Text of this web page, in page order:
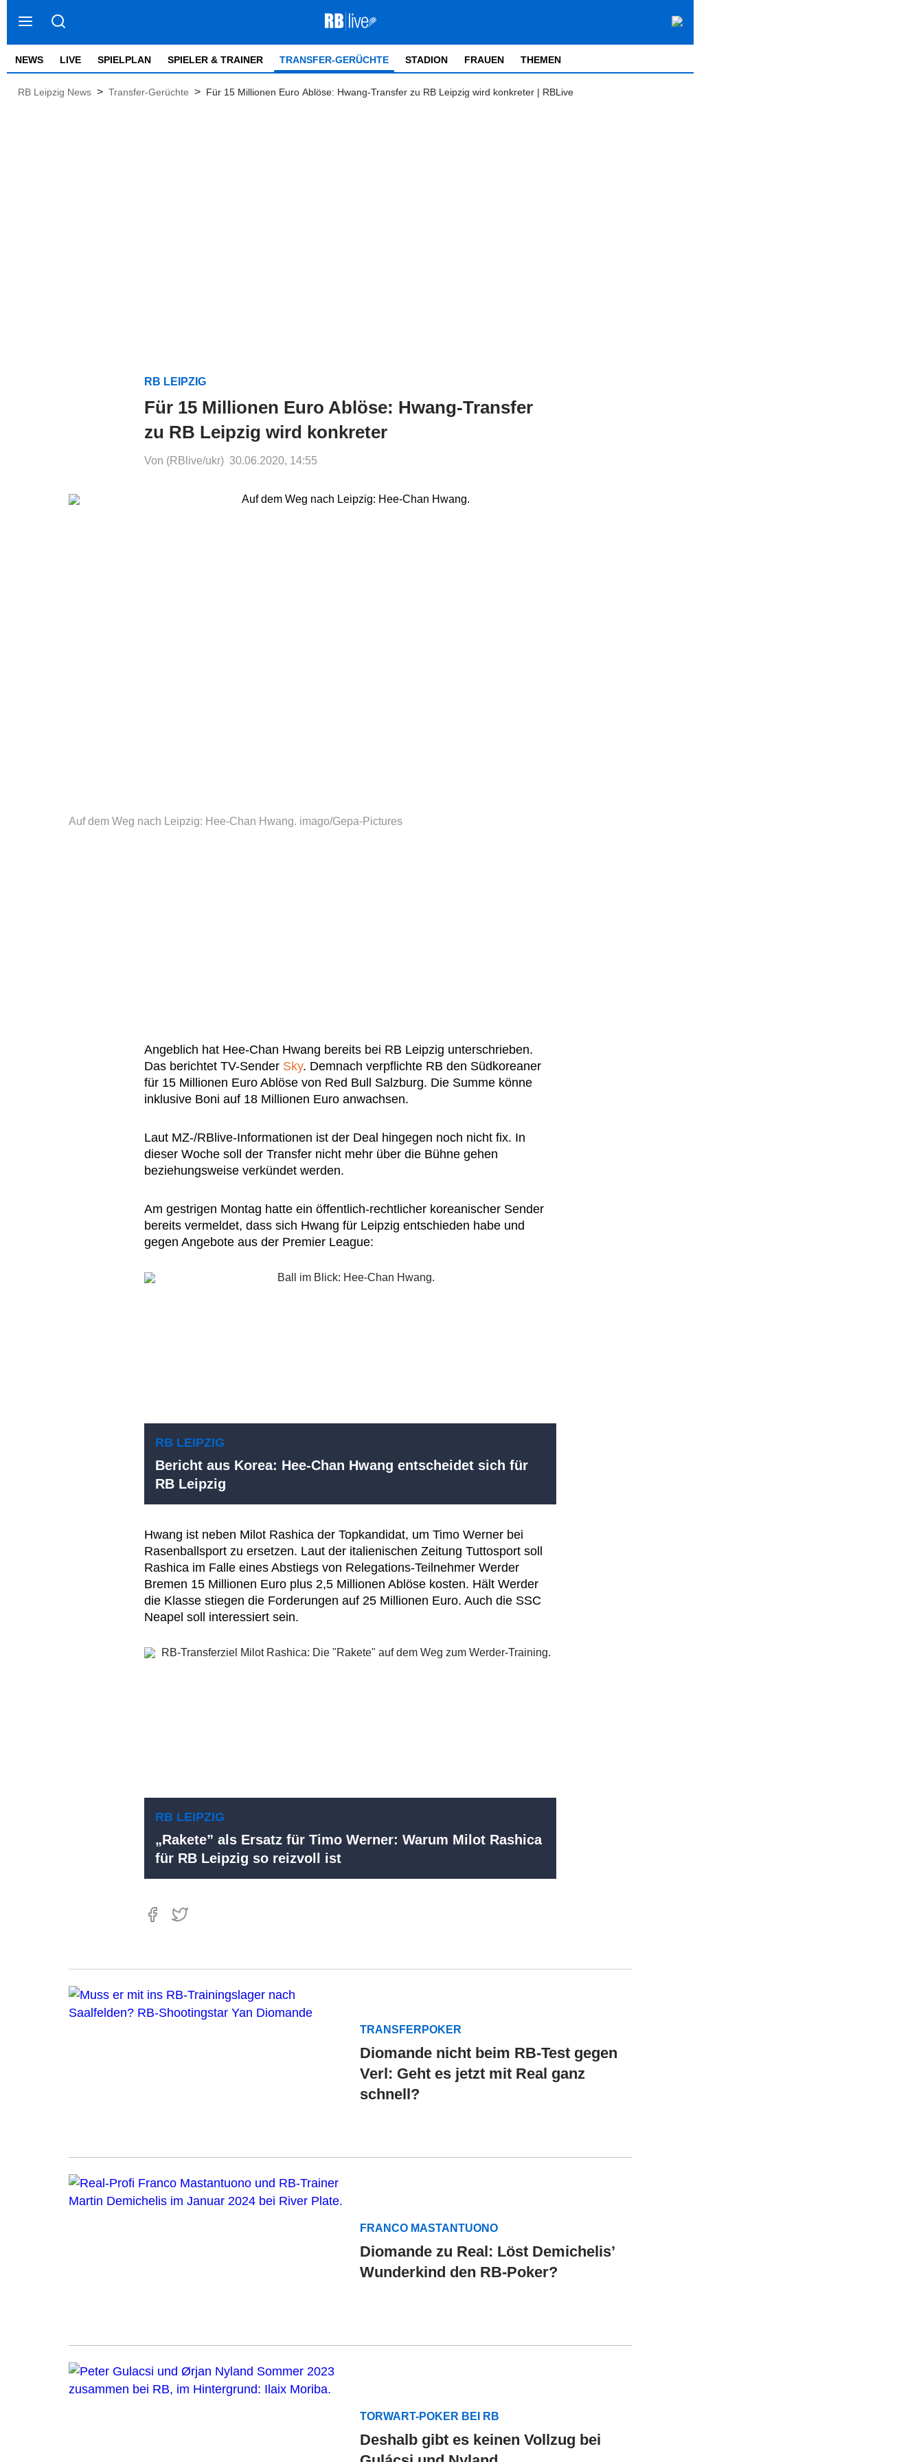
NEWS LIVE SPIELPLAN SPIELER & TRAINER TRANSFER-GERÜCHTE STADION FRAUEN THEMEN
RB Leipzig News > Transfer-Gerüchte > Für 15 Millionen Euro Ablöse: Hwang-Transfer zu RB Leipzig wird konkreter | RBLive
RB LEIPZIG
Für 15 Millionen Euro Ablöse: Hwang-Transfer
zu RB Leipzig wird konkreter
Von (RBlive/ukr) 30.06.2020, 14:55
Auf dem Weg nach Leipzig: Hee-Chan Hwang. imago/Gepa-Pictures
Angeblich hat Hee-Chan Hwang bereits bei RB Leipzig unterschrieben.
Das berichtet TV-Sender Sky. Demnach verpflichte RB den Südkoreaner
für 15 Millionen Euro Ablöse von Red Bull Salzburg. Die Summe könne
inklusive Boni auf 18 Millionen Euro anwachsen.
Laut MZ-/RBlive-Informationen ist der Deal hingegen noch nicht fix. In
dieser Woche soll der Transfer nicht mehr über die Bühne gehen
beziehungsweise verkündet werden.
Am gestrigen Montag hatte ein öffentlich-rechtlicher koreanischer Sender
bereits vermeldet, dass sich Hwang für Leipzig entschieden habe und
gegen Angebote aus der Premier League:
RB LEIPZIG
Bericht aus Korea: Hee-Chan Hwang entscheidet sich für
RB Leipzig
Hwang ist neben Milot Rashica der Topkandidat, um Timo Werner bei
Rasenballsport zu ersetzen. Laut der italienischen Zeitung Tuttosport soll
Rashica im Falle eines Abstiegs von Relegations-Teilnehmer Werder
Bremen 15 Millionen Euro plus 2,5 Millionen Ablöse kosten. Hält Werder
die Klasse stiegen die Forderungen auf 25 Millionen Euro. Auch die SSC
Neapel soll interessiert sein.
RB LEIPZIG
„Rakete” als Ersatz für Timo Werner: Warum Milot Rashica
für RB Leipzig so reizvoll ist
TRANSFERPOKER
Diomande nicht beim RB-Test gegen
Verl: Geht es jetzt mit Real ganz
schnell?
FRANCO MASTANTUONO
Diomande zu Real: Löst Demichelis’
Wunderkind den RB-Poker?
TORWART-POKER BEI RB
Deshalb gibt es keinen Vollzug bei